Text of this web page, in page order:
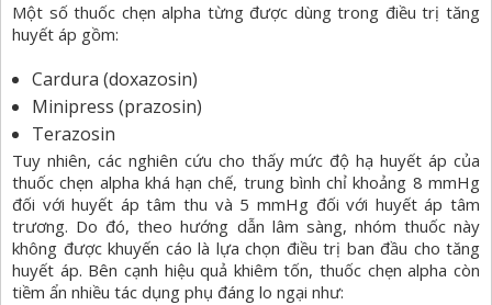
Một số thuốc chẹn alpha từng được dùng trong điều trị tăng
huyết áp gồm:
Cardura (doxazosin)
Minipress (prazosin)
Terazosin
Tuy nhiên, các nghiên cứu cho thấy mức độ hạ huyết áp của
thuốc chẹn alpha khá hạn chế, trung bình chỉ khoảng 8 mmHg
đối với huyết áp tâm thu và 5 mmHg đối với huyết áp tâm
trương. Do đó, theo hướng dẫn lâm sàng, nhóm thuốc này
không được khuyến cáo là lựa chọn điều trị ban đầu cho tăng
huyết áp. Bên cạnh hiệu quả khiêm tốn, thuốc chẹn alpha còn
tiềm ẩn nhiều tác dụng phụ đáng lo ngại như: